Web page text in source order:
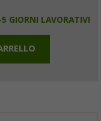
GIORNI LAVORATIVI